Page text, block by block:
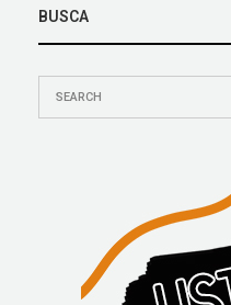
BUSCA